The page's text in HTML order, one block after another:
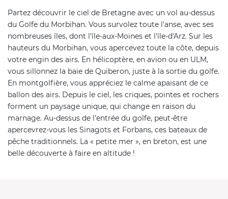
Partez découvrir le ciel de Bretagne avec un vol au-dessus
du Golfe du Morbihan. Vous survolez toute l'anse, avec ses
nombreuses îles, dont l'île-aux-Moines et l'île-d'Arz. Sur les
hauteurs du Morbihan, vous apercevez toute la côte, depuis
votre engin des airs. En hélicoptère, en avion ou en ULM,
vous sillonnez la baie de Quiberon, juste à la sortie du golfe.
En montgolfière, vous appréciez le calme apaisant de ce
ballon des airs. Depuis le ciel, les criques, pointes et rochers
forment un paysage unique, qui change en raison du
marnage. Au-dessus de l'entrée du golfe, peut-être
apercevrez-vous les Sinagots et Forbans, ces bateaux de
pêche traditionnels. La « petite mer », en breton, est une
belle découverte à faire en altitude !